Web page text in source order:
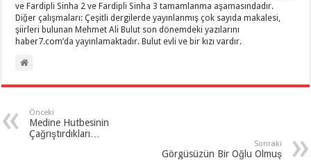
ve Fardipli Sinha 2 ve Fardipli Sinha 3 tamamlanma aşamasındadır.
Diğer çalışmaları: Çeşitli dergilerde yayınlanmış çok sayıda makalesi,
şiirleri bulunan Mehmet Ali Bulut son dönemdeki yazılarını
haber7.com’da yayınlamaktadır. Bulut evli ve bir kızı vardır.
Önceki
Medine Hutbesinin
Çağrıştırdıkları…
Sonraki
Görgüsüzün Bir Oğlu Olmuş